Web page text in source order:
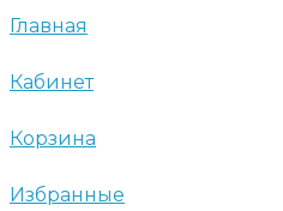
Главная
Кабинет
Корзина
Избранные